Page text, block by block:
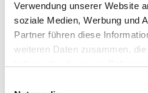
Verwendung unserer Website
soziale Medien, Werbung und
Partner führen diese
weiteren Daten zusammen,
Wo möglich, bieten wir
Kontinenten an, ohne
Flugzeug stößt beim
ein Flug mit